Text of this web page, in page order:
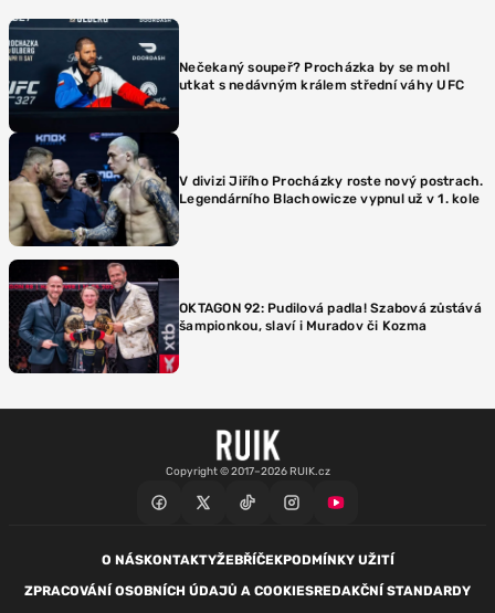
Nečekaný soupeř? Procházka by se mohl
utkat s nedávným králem střední váhy UFC
V divizi Jiřího Procházky roste nový postrach.
Legendárního Blachowicze vypnul už v 1. kole
OKTAGON 92: Pudilová padla! Szabová zůstává
šampionkou, slaví i Muradov či Kozma
Copyright © 2017–2026 RUIK.cz
O NÁSKONTAKTYŽEBŘÍČEKPODMÍNKY UŽITÍ
ZPRACOVÁNÍ OSOBNÍCH ÚDAJŮ A COOKIESREDAKČNÍ STANDARDY